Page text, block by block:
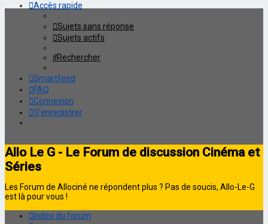
Accès rapide
Sujets sans réponse
Sujets actifs
Rechercher
Smartfeed
FAQ
Connexion
S’enregistrer
Allo Le G - Le Forum de discussion Cinéma et
Séries
Les Forum de Allociné ne répondent plus ? Pas de soucis, Allo-Le-G
est là pour vous !
Index du forum